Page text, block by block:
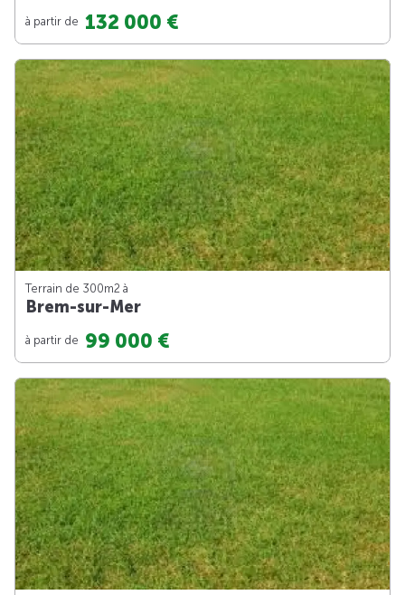
à partir de 132 000 €
Terrain de 300m2 à
Brem-sur-Mer
à partir de 99 000 €